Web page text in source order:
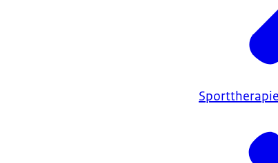
Sporttherapie